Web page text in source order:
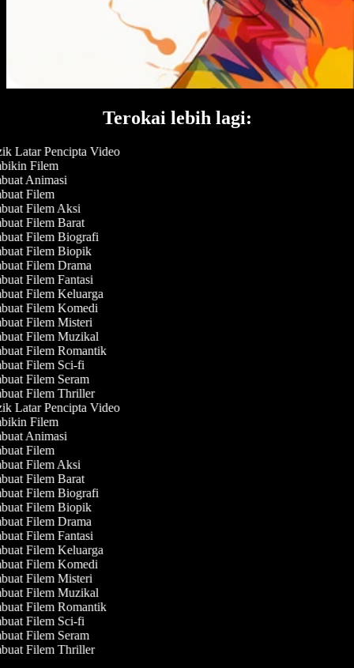
Terokai lebih lagi:
Latar Pencipta Video
Filem
Animasi
Filem
Filem Aksi
Filem Barat
Filem Biografi
Filem Biopik
Filem Drama
Filem Fantasi
Filem Keluarga
Filem Komedi
Filem Misteri
Filem Muzikal
Filem Romantik
Filem Sci-fi
Filem Seram
Filem Thriller
Latar Pencipta Video
Filem
Animasi
Filem
Filem Aksi
Filem Barat
Filem Biografi
Filem Biopik
Filem Drama
Filem Fantasi
Filem Keluarga
Filem Komedi
Filem Misteri
Filem Muzikal
Filem Romantik
Filem Sci-fi
Filem Seram
Filem Thriller